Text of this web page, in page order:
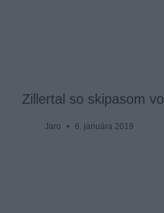
Zillertal so skipasom
Jaro 6. januára 2019